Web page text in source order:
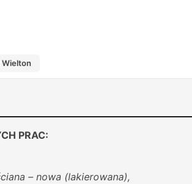
Wielton
PRAC:
– nowa (lakierowana),